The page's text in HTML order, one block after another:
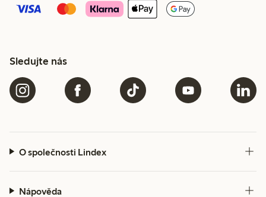
Sledujte nás
O společnosti Lindex
Nápověda